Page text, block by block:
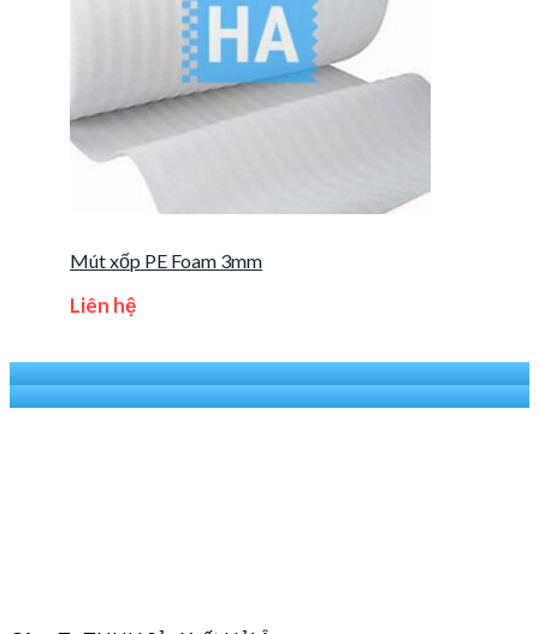
Mút xốp PE Foam 3mm
Liên hệ